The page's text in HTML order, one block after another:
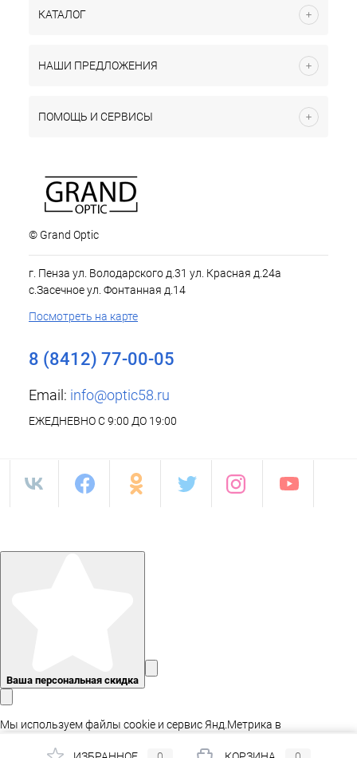
КАТАЛОГ
НАШИ ПРЕДЛОЖЕНИЯ
ПОМОЩЬ И СЕРВИСЫ
© Grand Optic
г. Пенза ул. Володарского д.31 ул. Красная д.24а
с.Засечное ул. Фонтанная д.14
Посмотреть на карте
8 (8412) 77-00-05
Email: info@optic58.ru
ЕЖЕДНЕВНО С 9:00 ДО 19:00
Ваша персональная скидка
Мы используем файлы cookie и сервис Янд.Метрика в